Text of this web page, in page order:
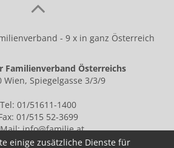
- 9 x in ganz Österreich
Familienverband Österreichs
Wien, Spiegelgasse 3/3/9
Tel: 01/51611-1400
01/515 52-3699
info@familie.at
einige zusätzliche Dienste für